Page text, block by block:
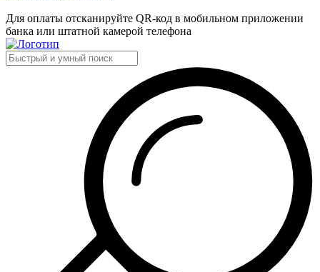
Для оплаты отсканируйте QR-код в мобильном приложении
банка или штатной камерой телефона